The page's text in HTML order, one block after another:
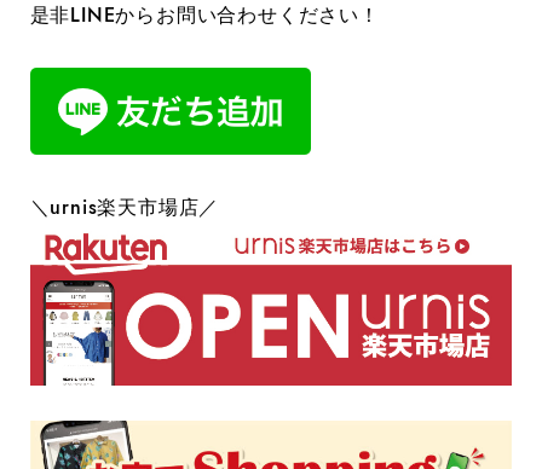
是非LINEからお問い合わせください！
＼urnis楽天市場店／